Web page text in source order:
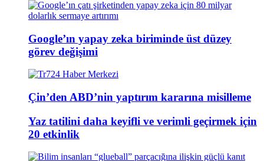
Google’ın yapay zeka biriminde üst düzey
görev değişimi
Çin’den ABD’nin yaptırım kararına misilleme
Yaz tatilini daha keyifli ve verimli geçirmek için
20 etkinlik